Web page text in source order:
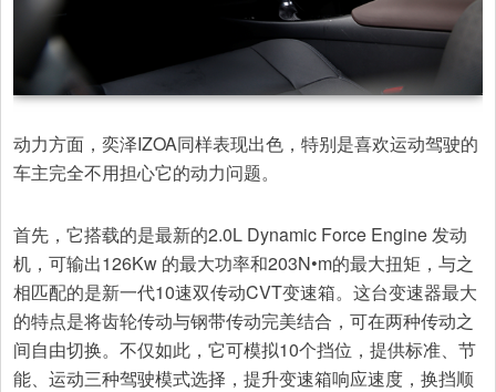
动力方面，奕泽IZOA同样表现出色，特别是喜欢运动驾驶的
车主完全不用担心它的动力问题。
首先，它搭载的是最新的2.0L Dynamic Force Engine 发动
机，可输出126Kw 的最大功率和203N•m的最大扭矩，与之
相匹配的是新一代10速双传动CVT变速箱。这台变速器最大
的特点是将齿轮传动与钢带传动完美结合，可在两种传动之
间自由切换。不仅如此，它可模拟10个挡位，提供标准、节
能、运动三种驾驶模式选择，提升变速箱响应速度，换挡顺